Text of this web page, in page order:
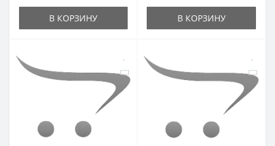
В КОРЗИНУ В КОРЗИНУ